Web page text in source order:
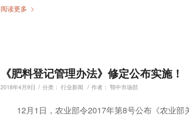
阅读更多
《肥料登记管理办法》修定公布实施！
2018年4月9日 / 分类： 行业新闻 / 作者： 鄂中市场部
12月1日，农业部令2017年第8号公布《农业